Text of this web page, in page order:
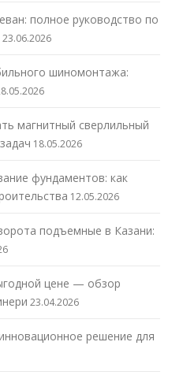
полное руководство по
23.06.2026
шиномонтажа:
магнитный сверлильный
18.05.2026
фундаментов: как
12.05.2026
подъемные в Казани:
цене — обзор
23.04.2026
решение для